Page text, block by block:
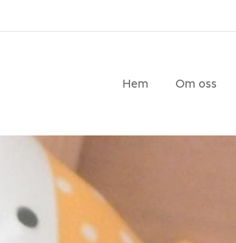
Hem Om oss